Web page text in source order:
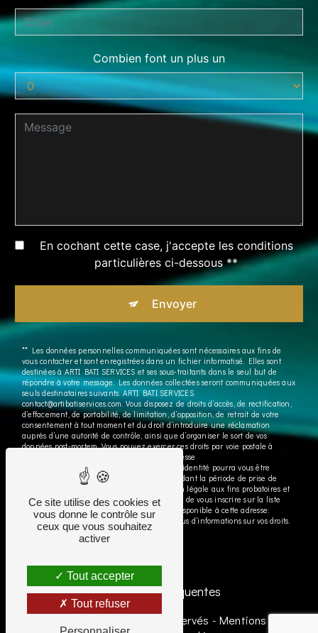
Combien font un plus un
En cochant cette case, j'accepte les conditions
particulières ci-dessous **
Envoyer
** Les données personnelles communiquées sont nécessaires aux fins de
vous contacter et sont enregistrées dans un fichier informatisé. Elles sont
destinées à ARTI BATI SERVICES et ses sous-traitants dans le seul but de
répondre à votre message. Les données collectées seront communiquées aux
seuls destinataires suivants: ARTI BATI SERVICES
contact@artibatiservices.com. Vous disposez de droits d’accès, de rectification,
d’effacement, de portabilité, de limitation, d’opposition, de retrait de votre
consentement à tout moment et du droit d’introduire une réclamation
auprès d’une autorité de contrôle, ainsi que d’organiser le sort de vos
données post-mortem. Vous pouvez exercer ces droits par voie postale à
l'adresse ou par courrier électronique à l'adresse
contact@artibatiservices.com. Un justificatif d'identité pourra vous être
demandé. Nous conservons vos données pendant la période de prise de
contact puis pendant la durée de prescription légale aux fins probatoires et
de gestion des contentieux. Vous avez le droit de vous inscrire sur la liste
d'opposition au démarchage téléphonique, disponible à cette adresse:
Bloctel.gouv.fr. Consultez le site cnil.fr pour plus d’informations sur vos droits.
Recherches fréquentes
- 2026 - Tous droits réservés - Mentions légales
Ce site utilise des cookies et
vous donne le contrôle sur
ceux que vous souhaitez
activer
Tout accepter
Tout refuser